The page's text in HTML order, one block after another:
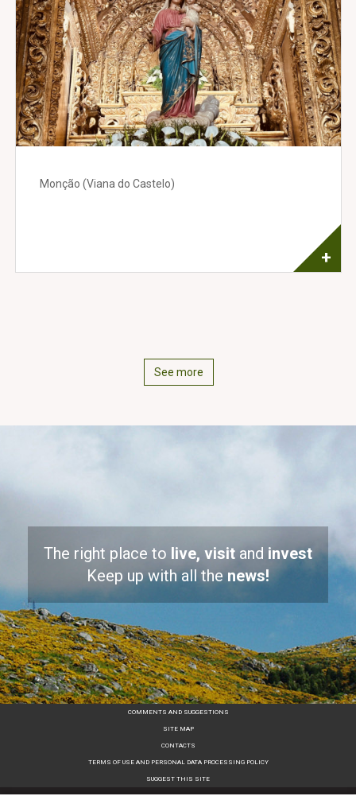
Monção (Viana do Castelo)
+
See more
The right place to live, visit and invest
Keep up with all thenews!
COMMENTS AND SUGGESTIONS
SITE MAP
CONTACTS
TERMS OF USE AND PERSONAL DATA PROCESSING POLICY
SUGGEST THIS SITE